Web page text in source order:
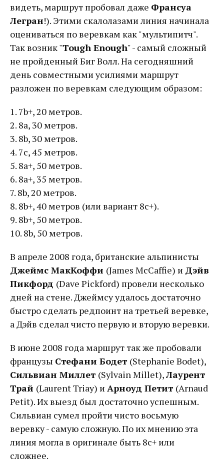
видеть, маршрут пробовал даже Франсуа
Легран!). Этими скалолазами линия начинала
оцениваться по веревкам как "мультипитч".
Так возник "Tough Enough" - самый сложный
не пройденный Биг Волл. На сегодняшний
день совместными усилиями маршрут
разложен по веревкам следующим образом:
1. 7b+, 20 метров.
2. 8а, 30 метров.
3. 8b, 30 метров.
4. 7с, 45 метров.
5. 8а+, 50 метров.
6. 8а+, 35 метров.
7. 8b, 20 метров.
8. 8b+, 40 метров (или вариант 8c+).
9. 8b+, 50 метров.
10. 8b, 50 метров.
В апреле 2008 года, британские альпинисты
Джеймс МакКоффи (James McCaffie) и Дэйв
Пикфорд (Dave Pickford) провели несколько
дней на стене. Джеймсу удалось достаточно
быстро сделать редпоинт на третьей веревке,
а Дэйв сделал чисто первую и вторую веревки.
В июне 2008 года маршрут так же пробовали
французы Стефани Бодет (Stephanie Bodet),
Сильвиан Миллет (Sylvain Millet),Лаурент
Трай (Laurent Triay) и Арноуд Петит (Arnaud
Petit). Их выезд был достаточно успешным.
Сильвиан сумел пройти чисто восьмую
веревку - самую сложную. По их мнению эта
линия могла в оригинале быть 8с+ или
сложнее.